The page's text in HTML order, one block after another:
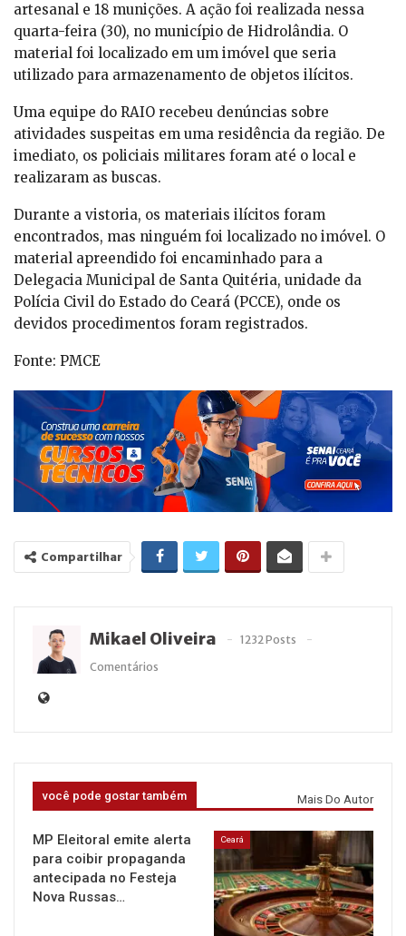
artesanal e 18 munições. A ação foi realizada nessa
quarta-feira (30), no município de Hidrolândia. O
material foi localizado em um imóvel que seria
utilizado para armazenamento de objetos ilícitos.
Uma equipe do RAIO recebeu denúncias sobre
atividades suspeitas em uma residência da região. De
imediato, os policiais militares foram até o local e
realizaram as buscas.
Durante a vistoria, os materiais ilícitos foram
encontrados, mas ninguém foi localizado no imóvel. O
material apreendido foi encaminhado para a
Delegacia Municipal de Santa Quitéria, unidade da
Polícia Civil do Estado do Ceará (PCCE), onde os
devidos procedimentos foram registrados.
Fonte: PMCE
Compartilhar
Mikael Oliveira
1232 Posts
Comentários
você pode gostar também Mais Do Autor
MP Eleitoral emite alerta
para coibir propaganda
antecipada no Festeja
Nova Russas…
Ceará